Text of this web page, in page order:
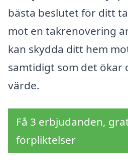
bästa beslutet för ditt
mot en takrenovering
kan skydda ditt hem
samtidigt som det ökar
värde.
Få 3 erbjudanden,
förpliktelser